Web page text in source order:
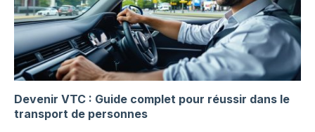
Devenir VTC : Guide complet pour réussir dans le
transport de personnes